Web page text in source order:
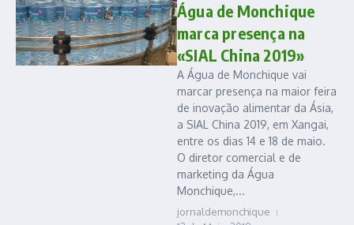
Água de Monchique
marca presença na
«SIAL China 2019»
A Água de Monchique vai
marcar presença na maior feira
de inovação alimentar da Ásia,
a SIAL China 2019, em Xangai,
entre os dias 14 e 18 de maio.
O diretor comercial e de
marketing da Água
Monchique,...
jornaldemonchique